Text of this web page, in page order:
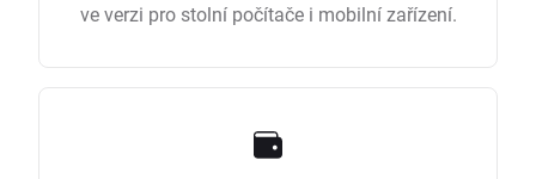
ve verzi pro stolní počítače i mobilní zařízení.